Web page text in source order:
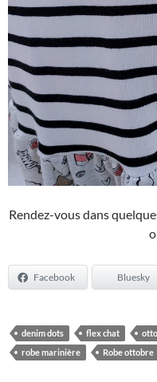
Rendez-vous dans
Facebook Bluesky
denim dots flex chat
robe marinière
Robe ottobre